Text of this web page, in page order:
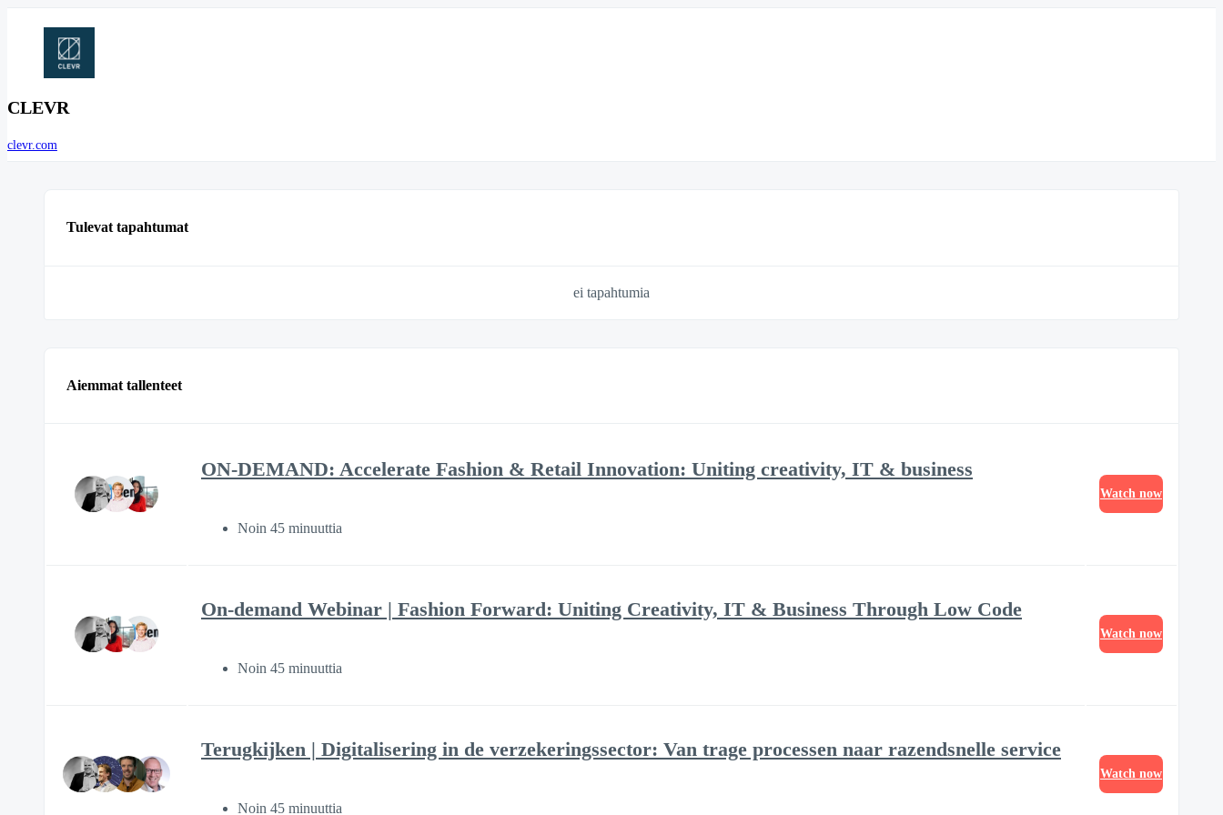
CLEVR
clevr.com
Tulevat tapahtumat
ei tapahtumia
Aiemmat tallenteet
ON-DEMAND: Accelerate Fashion & Retail Innovation: Uniting creativity, IT & business
Noin 45 minuuttia
Watch now
On-demand Webinar | Fashion Forward: Uniting Creativity, IT & Business Through Low Code
Noin 45 minuuttia
Watch now
Terugkijken | Digitalisering in de verzekeringssector: Van trage processen naar razendsnelle service
Noin 45 minuuttia
Watch now